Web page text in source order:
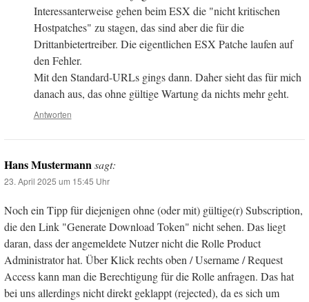
Interessanterweise gehen beim ESX die "nicht kritischen
Hostpatches" zu stagen, das sind aber die für die
Drittanbietertreiber. Die eigentlichen ESX Patche laufen auf
den Fehler.
Mit den Standard-URLs gings dann. Daher sieht das für mich
danach aus, das ohne gültige Wartung da nichts mehr geht.
Antworten
Hans Mustermannsagt:
23. April 2025 um 15:45 Uhr
Noch ein Tipp für diejenigen ohne (oder mit) gültige(r) Subscription,
die den Link "Generate Download Token" nicht sehen. Das liegt
daran, dass der angemeldete Nutzer nicht die Rolle Product
Administrator hat. Über Klick rechts oben / Username / Request
Access kann man die Berechtigung für die Rolle anfragen. Das hat
bei uns allerdings nicht direkt geklappt (rejected), da es sich um